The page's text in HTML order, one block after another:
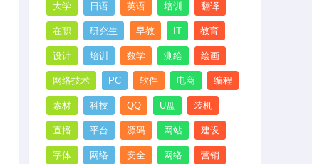
大学 日语 英语 培训 翻译
在职 研究生 早教 IT 教育
设计 培训 数学 测绘 绘画
网络技术 PC 软件 电商 编程
素材 科技 QQ U盘 装机
直播 平台 源码 网站 建设
字体 网络 安全 网络 营销